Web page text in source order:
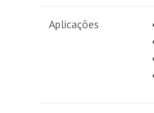
Aplicações